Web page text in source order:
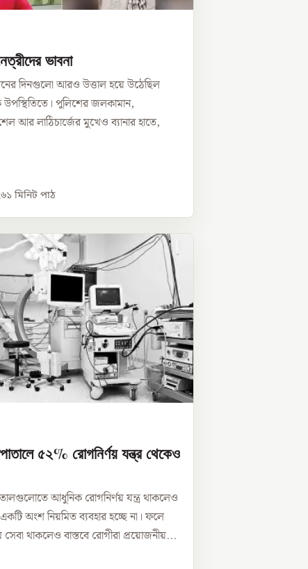
ভাবনা
দিনগুলো আরও উত্তাল হয়ে উঠেছিল
উপস্থিতিতে। পুলিশের জলকামান,
আর লাঠিচার্জের মুখেও ব্যানার হাতে,
১ মিনিট পাঠ
৫২% রোগনির্ণয় যন্ত্র থেকেও
আধুনিক রোগনির্ণয় যন্ত্র থাকলেও
অংশ নিয়মিত ব্যবহার হচ্ছে না। ফলে
থাকলেও বাস্তবে রোগীরা প্রয়োজনীয়...